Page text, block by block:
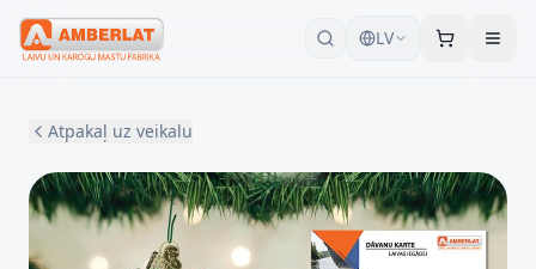
LV
Atpakaļ uz veikalu